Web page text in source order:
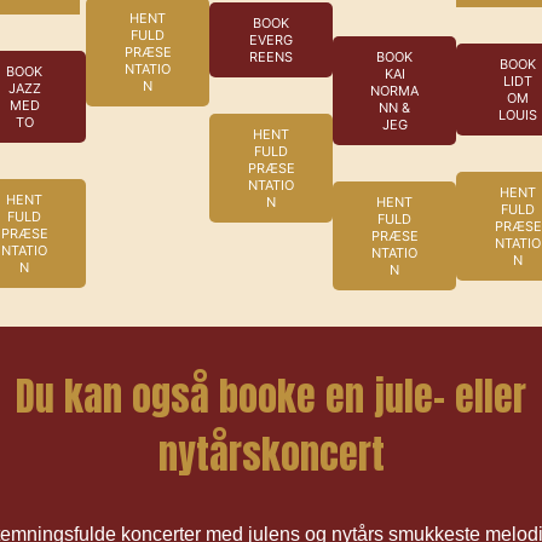
BOOK
JAZZ
MED
TO
HENT
FULD
PRÆSE
NTATIO
N
HENT
FULD
PRÆSE
NTATIO
N
BOOK
EVERG
REENS
HENT
FULD
PRÆSE
NTATIO
N
BOOK
KAI
NORMA
NN &
JEG
HENT
FULD
PRÆSE
NTATIO
N
BOOK
LIDT
OM
LOUIS
HENT
FULD
PRÆSE
NTATIO
N
Du kan også booke en jule- eller
nytårskoncert
koncerter med julens og nytårs smukkeste